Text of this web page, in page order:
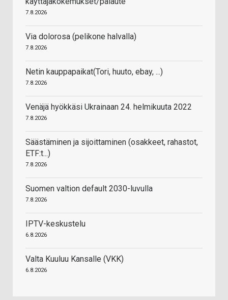
7.8.2026
Via dolorosa (pelikone halvalla)
7.8.2026
Netin kauppapaikat(Tori, huuto, ebay, ...)
7.8.2026
Venäjä hyökkäsi Ukrainaan 24. helmikuuta 2022
7.8.2026
Säästäminen ja sijoittaminen (osakkeet, rahastot,
ETF:t...)
7.8.2026
Suomen valtion default 2030-luvulla
7.8.2026
IPTV-keskustelu
6.8.2026
Valta Kuuluu Kansalle (VKK)
6.8.2026